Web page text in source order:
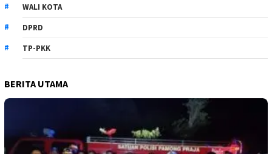
WALI KOTA
DPRD
TP-PKK
BERITA UTAMA